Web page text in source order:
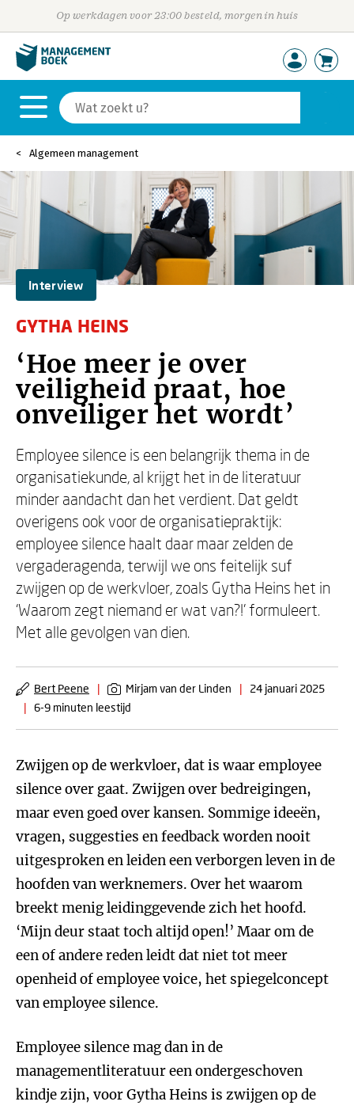
Op werkdagen voor 23:00 besteld, morgen in huis
Algemeen management
Interview
GYTHA HEINS
‘Hoe meer je over
veiligheid praat, hoe
onveiliger het wordt’
Employee silence is een belangrijk thema in de
organisatiekunde, al krijgt het in de literatuur
minder aandacht dan het verdient. Dat geldt
overigens ook voor de organisatiepraktijk:
employee silence haalt daar maar zelden de
vergaderagenda, terwijl we ons feitelijk suf
zwijgen op de werkvloer, zoals Gytha Heins het in
‘Waarom zegt niemand er wat van?!’ formuleert.
Met alle gevolgen van dien.
Bert Peene | Mirjam van der Linden |
24 januari 2025
| 6-9 minuten leestijd
Zwijgen op de werkvloer, dat is waar employee
silence over gaat. Zwijgen over bedreigingen,
maar even goed over kansen. Sommige ideeën,
vragen, suggesties en feedback worden nooit
uitgesproken en leiden een verborgen leven in de
hoofden van werknemers. Over het waarom
breekt menig leidinggevende zich het hoofd.
‘Mijn deur staat toch altijd open!’ Maar om de
een of andere reden leidt dat niet tot meer
openheid of employee voice, het spiegelconcept
van employee silence.
Employee silence mag dan in de
managementliteratuur een ondergeschoven
kindje zijn, voor Gytha Heins is zwijgen op de